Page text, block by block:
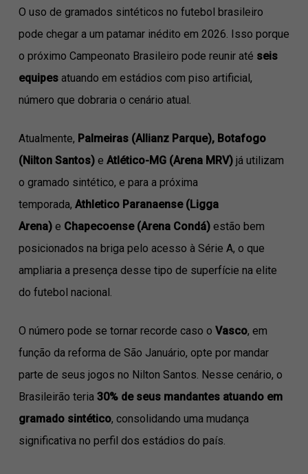
O uso de gramados sintéticos no futebol brasileiro
pode chegar a um patamar inédito em 2026. Isso porque
o próximo Campeonato Brasileiro pode reunir até seis
equipesatuando em estádios com piso artificial,
número que dobraria o cenário atual.
Atualmente, Palmeiras (Allianz Parque), Botafogo
(Nilton Santos)e Atlético-MG (Arena MRV)já utilizam
o gramado sintético, e para a próxima
temporada, Athletico Paranaense (Ligga
Arena)e Chapecoense (Arena Condá)estão bem
posicionados na briga pelo acesso à Série A, o que
ampliaria a presença desse tipo de superfície na elite
do futebol nacional.
O número pode se tornar recorde caso o Vasco, em
função da reforma de São Januário, opte por mandar
parte de seus jogos no Nilton Santos. Nesse cenário, o
Brasileirão teria 30% de seus mandantes atuando em
gramado sintético, consolidando uma mudança
significativa no perfil dos estádios do país.